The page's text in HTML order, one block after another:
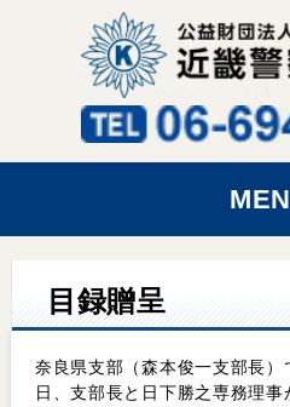
目録贈呈
奈良県支部（森本俊一支部長）
日、支部長と日下勝之専務理事